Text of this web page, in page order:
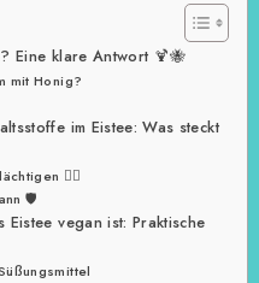
Eine klare Antwort 🍹🐝
mit Honig?
im Eistee: Was steckt
🕵️‍♂️
🛡️
vegan ist: Praktische